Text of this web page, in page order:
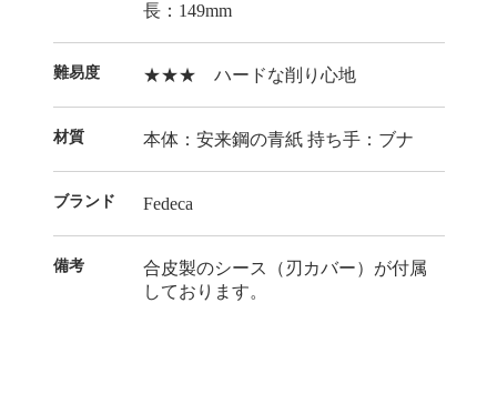
長：149mm
難易度 ★★★ ハードな削り心地
材質 本体：安来鋼の青紙 持ち手：ブナ
ブランド Fedeca
備考
合皮製のシース（刃カバー）が付属
しております。